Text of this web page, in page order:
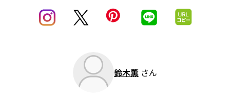
鈴木薫 さん